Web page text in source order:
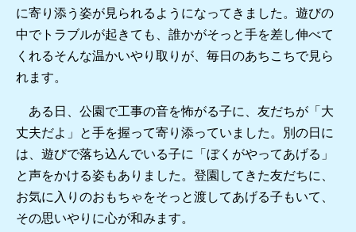
に寄り添う姿が見られるようになってきました。遊びの
中でトラブルが起きても、誰かがそっと手を差し伸べて
くれるそんな温かいやり取りが、毎日のあちこちで見ら
れます。
ある日、公園で工事の音を怖がる子に、友だちが「大
丈夫だよ」と手を握って寄り添っていました。別の日に
は、遊びで落ち込んでいる子に「ぼくがやってあげる」
と声をかける姿もありました。登園してきた友だちに、
お気に入りのおもちゃをそっと渡してあげる子もいて、
その思いやりに心が和みます。